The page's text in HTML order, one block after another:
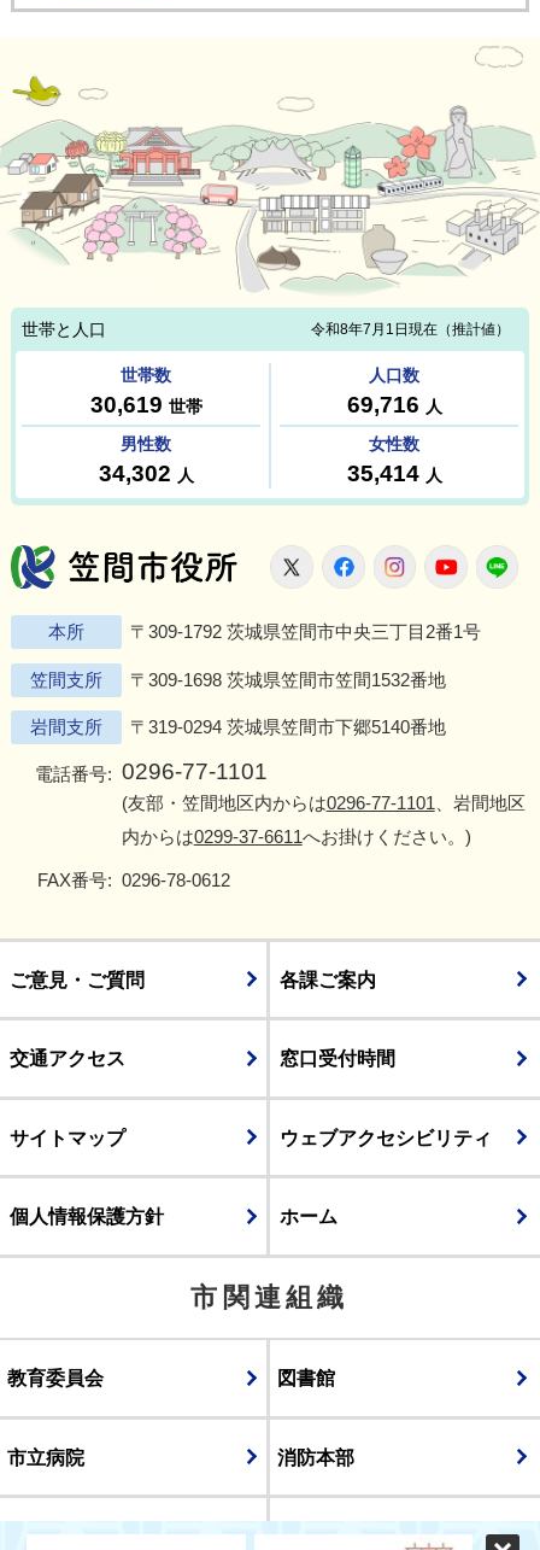
笠間市役所
X FacebookInstagram
本所 〒309-1792 茨城県笠間市中央三丁目2番1号
笠間支所 〒309-1698 茨城県笠間市笠間1532番地
岩間支所 〒319-0294 茨城県笠間市下郷5140番地
電話番号: 0296-77-1101
(友部・笠間地区内からは0296-77-1101 、岩間地区
内からは0299-37-6611へお掛けください。)
FAX番号: 0296-78-0612
ご意見・ご質問 各課ご案内
交通アクセス 窓口受付時間
サイトマップ ウェブアクセシビリティ
個人情報保護方針 ホーム
市関連組織
教育委員会 図書館
市立病院 消防本部
議会